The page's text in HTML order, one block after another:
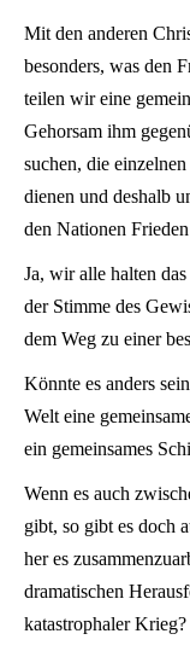
Mit den anderen
besonders, was den
teilen wir eine
Gehorsam ihm
suchen, die
dienen und deshalb
den Nationen
Ja, wir alle halten
der Stimme des
dem Weg zu einer
Könnte es anders
Welt eine
ein gemeinsames
Wenn es auch
gibt, so gibt es doch
her es
dramatischen
katastrophaler Krieg?